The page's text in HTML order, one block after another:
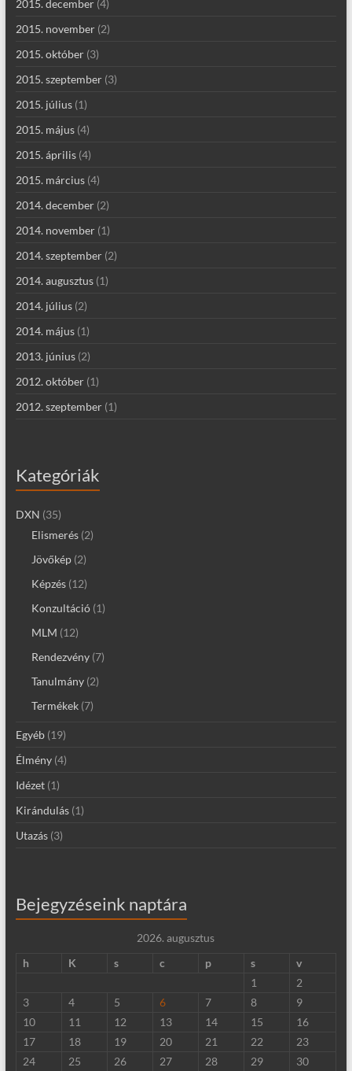
2015. december(4)
2015. november(2)
2015. október(3)
2015. szeptember(3)
2015. július(1)
2015. május(4)
2015. április(4)
2015. március(4)
2014. december(2)
2014. november(1)
2014. szeptember(2)
2014. augusztus(1)
2014. július(2)
2014. május(1)
2013. június(2)
2012. október(1)
2012. szeptember(1)
Kategóriák
DXN (35)
Elismerés(2)
Jövőkép(2)
Képzés(12)
Konzultáció(1)
MLM (12)
Rendezvény(7)
Tanulmány(2)
Termékek(7)
Egyéb(19)
Élmény(4)
Idézet(1)
Kirándulás(1)
Utazás(3)
Bejegyzéseink naptára
2026. augusztus
h
K s c p s
v
1
2
3
4 5 6 7 8
9
10
11 12 13 14 15
16
17
18 19 20 21 22
23
24
25 26 27 28 29 30